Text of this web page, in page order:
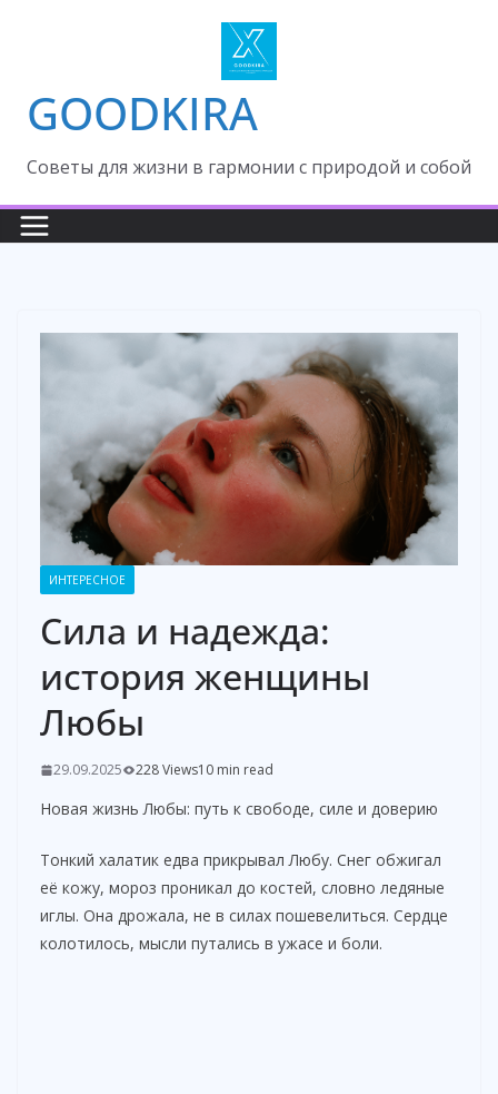
GOODKIRA
Cоветы для жизни в гармонии с природой и собой
ИНТЕРЕСНОЕ
Сила и надежда:
история женщины
Любы
29.09.2025 228 Views10 min read
Новая жизнь Любы: путь к свободе, силе и доверию
Тонкий халатик едва прикрывал Любу. Снег обжигал
её кожу, мороз проникал до костей, словно ледяные
иглы. Она дрожала, не в силах пошевелиться. Сердце
колотилось, мысли путались в ужасе и боли.